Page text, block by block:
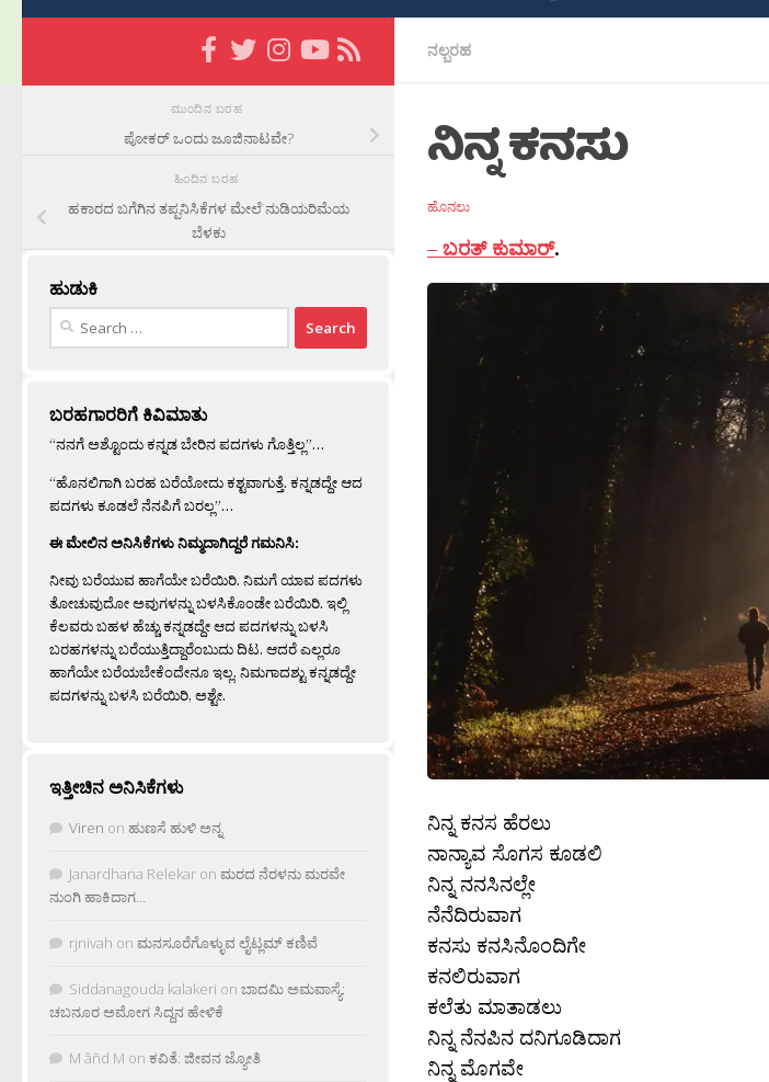
ನಲ್ಬರಹ
ನಿನ್ನ ಕನಸು
ಹೊನಲು
– ಬರತ್ ಕುಮಾರ್.
ನಿನ್ನ ಕನಸ ಹೆರಲು
ನಾನ್ಯಾವ ಸೊಗಸ ಕೂಡಲಿ
ನಿನ್ನ ನನಸಿನಲ್ಲೇ
ನೆನೆದಿರುವಾಗ
ಕನಸು ಕನಸಿನೊಂದಿಗೇ
ಕನಲಿರುವಾಗ
ಕಲೆತು ಮಾತಾಡಲು
ನಿನ್ನ ನೆನಪಿನ ದನಿಗೂಡಿದಾಗ
ನಿನ್ನ ಮೊಗವೇ
ಮುಂದಿನ ಬರಹ
ಪೋಕರ್ ಒಂದು ಜೂಜಿನಾಟವೇ?
ಹಿಂದಿನ ಬರಹ
ಹಕಾರದ ಬಗೆಗಿನ ತಪ್ಪನಿಸಿಕೆಗಳ ಮೇಲೆ ನುಡಿಯರಿಮೆಯ
ಬೆಳಕು
ಹುಡುಕಿ
Search
ಬರಹಗಾರರಿಗೆ ಕಿವಿಮಾತು
“ನನಗೆ ಅಶ್ಟೊಂದು ಕನ್ನಡ ಬೇರಿನ ಪದಗಳು ಗೊತ್ತಿಲ್ಲ”…
“ಹೊನಲಿಗಾಗಿ ಬರಹ ಬರೆಯೋದು ಕಶ್ಟವಾಗುತ್ತೆ. ಕನ್ನಡದ್ದೇ ಆದ
ಪದಗಳು ಕೂಡಲೆ ನೆನಪಿಗೆ ಬರಲ್ಲ”…
ಈ ಮೇಲಿನ ಅನಿಸಿಕೆಗಳು ನಿಮ್ಮದಾಗಿದ್ದರೆ ಗಮನಿಸಿ:
ನೀವು ಬರೆಯುವ ಹಾಗೆಯೇ ಬರೆಯಿರಿ. ನಿಮಗೆ ಯಾವ ಪದಗಳು
ತೋಚುವುದೋ ಅವುಗಳನ್ನು ಬಳಸಿಕೊಂಡೇ ಬರೆಯಿರಿ. ಇಲ್ಲಿ
ಕೆಲವರು ಬಹಳ ಹೆಚ್ಚು ಕನ್ನಡದ್ದೇ ಆದ ಪದಗಳನ್ನು ಬಳಸಿ
ಬರಹಗಳನ್ನು ಬರೆಯುತ್ತಿದ್ದಾರೆಂಬುದು ದಿಟ. ಆದರೆ ಎಲ್ಲರೂ
ಹಾಗೆಯೇ ಬರೆಯಬೇಕೆಂದೇನೂ ಇಲ್ಲ. ನಿಮಗಾದಶ್ಟು ಕನ್ನಡದ್ದೇ
ಪದಗಳನ್ನು ಬಳಸಿ ಬರೆಯಿರಿ, ಅಶ್ಟೇ.
ಇತ್ತೀಚಿನ ಅನಿಸಿಕೆಗಳು
Viren on ಹುಣಸೆ ಹುಳಿ ಅನ್ನ
Janardhana Relekar on ಮರದ ನೆರಳನು ಮರವೇ
ನುಂಗಿ ಹಾಕಿದಾಗ…
rjnivah on ಮನಸೂರೆಗೊಳ್ಳುವ ಲೈಟ್ಲಮ್ ಕಣಿವೆ
Siddanagouda kalakeri on ಬಾದಮಿ ಅಮವಾಸ್ಯೆ:
ಚಬನೂರ ಅಮೋಗ ಸಿದ್ದನ ಹೇಳಿಕೆ
M âñd M on ಕವಿತೆ: ಜೀವನ ಜ್ಯೋತಿ